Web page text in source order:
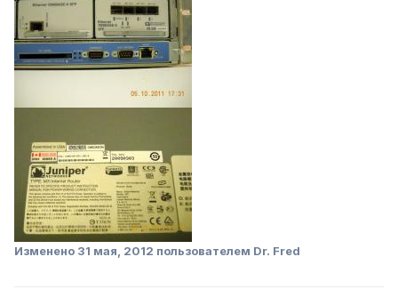
Изменено 31 мая, 2012 пользователем Dr. Fred